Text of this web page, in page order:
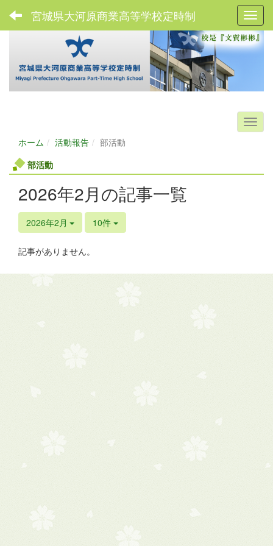
宮城県大河原商業高等学校定時制
ホーム 活動報告
部活動
部活動
2026年2月の記事一覧
2026年2月 10件
記事がありません。